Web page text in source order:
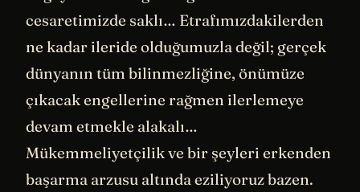
cesaretimizde saklı… Etrafımızdakilerden
ne kadar ileride olduğumuzla değil; gerçek
dünyanın tüm bilinmezliğine, önümüze
çıkacak engellerine rağmen ilerlemeye
devam etmekle alakalı…
Mükemmeliyetçilik ve bir şeyleri erkenden
başarma arzusu altında eziliyoruz bazen.